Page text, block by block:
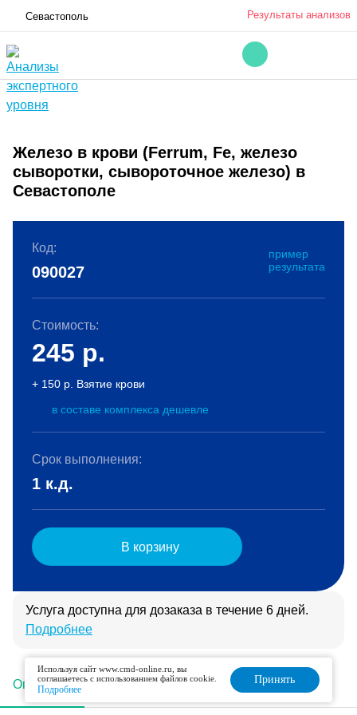
Севастополь Результаты анализов
Железо в крови (Ferrum, Fe, железо
сыворотки, сывороточное железо) в
Севастополе
Описание Подготовка Интерпретация
Код:
пример
результата
090027
Стоимость:
245 р.
+ 150 р. Взятие крови
в составе комплекса дешевле
Срок выполнения:
1 к.д.
В корзину
Услуга доступна для дозаказа в течение 6 дней.
Подробнее
Используя сайт www.cmd-online.ru, вы
соглашаетесь с использованием файлов cookie.
Подробнее
Принять